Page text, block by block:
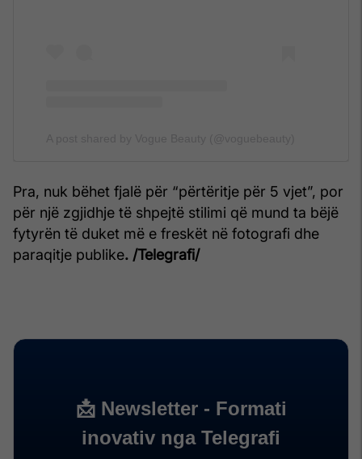
Pra, nuk bëhet fjalë për “përtëritje për 5 vjet”, por
për një zgjidhje të shpejtë stilimi që mund ta bëjë
fytyrën të duket më e freskët në fotografi dhe
paraqitje publike. /Telegrafi/